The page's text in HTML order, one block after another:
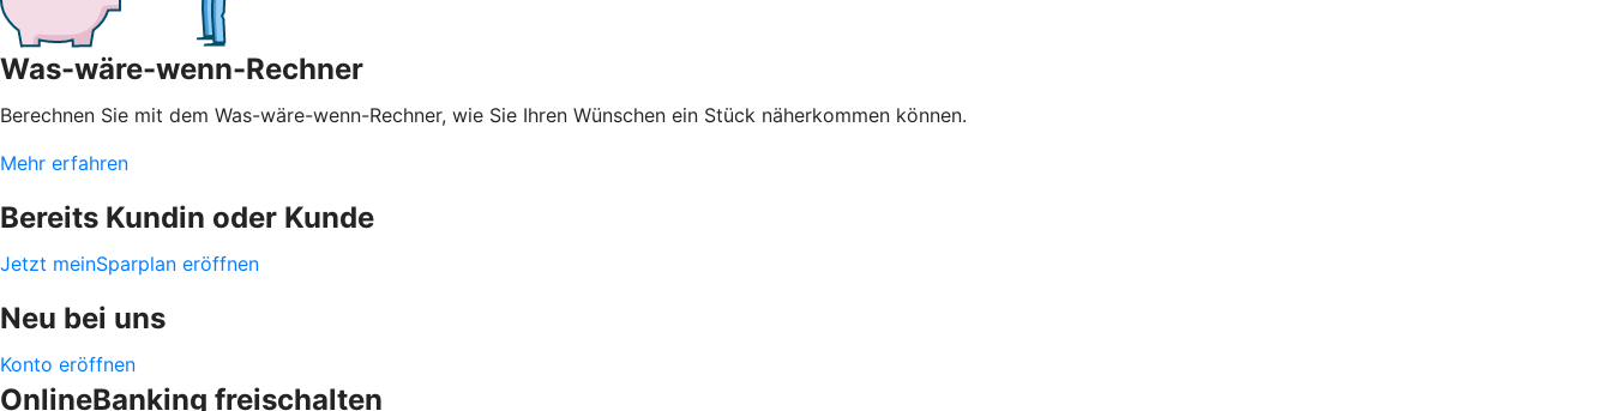
Was-wäre-wenn-Rechner
Berechnen Sie mit dem Was-wäre-wenn-Rechner, wie Sie Ihren Wünschen ein Stück näherkommen können.
Mehr erfahren
Bereits Kundin oder Kunde
Jetzt meinSparplan eröffnen
Neu bei uns
Konto eröffnen
OnlineBanking freischalten